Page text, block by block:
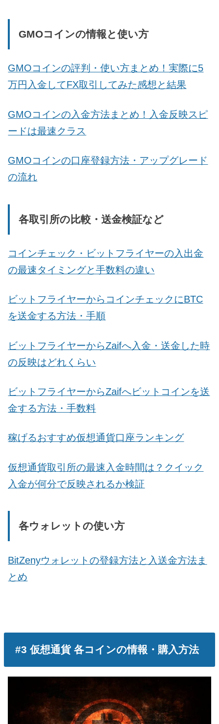
GMOコインの情報と使い方
GMOコインの評判・使い方まとめ！実際に5
万円入金してFX取引してみた感想と結果
GMOコインの入金方法まとめ！入金反映スピ
ードは最速クラス
GMOコインの口座登録方法・アップグレード
の流れ
各取引所の比較・送金検証など
コインチェック・ビットフライヤーの入出金
の最速タイミングと手数料の違い
ビットフライヤーからコインチェックにBTC
を送金する方法・手順
ビットフライヤーからZaifへ入金・送金した時
の反映はどれくらい
ビットフライヤーからZaifへビットコインを送
金する方法・手数料
稼げるおすすめ仮想通貨口座ランキング
仮想通貨取引所の最速入金時間は？クイック
入金が何分で反映されるか検証
各ウォレットの使い方
BitZenyウォレットの登録方法と入送金方法ま
とめ
#3 仮想通貨 各コインの情報・購入方法